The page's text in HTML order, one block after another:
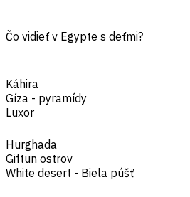
Čo vidieť v Egypte s deťmi?
Káhira
Gíza - pyramídy
Luxor
Hurghada
Giftun ostrov
White desert - Biela púšť